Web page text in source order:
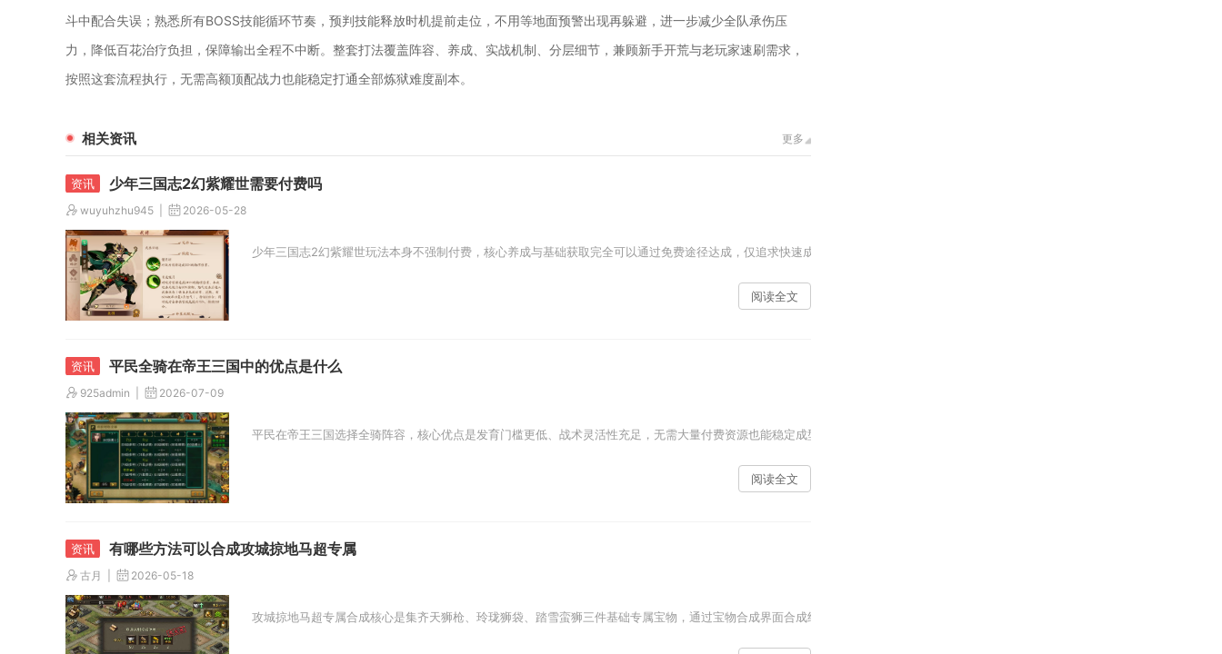
斗中配合失误；熟悉所有BOSS技能循环节奏，预判技能释放时机提前走位，不用等地面预警出现再躲避，进一步减少全队承伤压
力，降低百花治疗负担，保障输出全程不中断。整套打法覆盖阵容、养成、实战机制、分层细节，兼顾新手开荒与老玩家速刷需求，
按照这套流程执行，无需高额顶配战力也能稳定打通全部炼狱难度副本。
相关资讯 更多
少年三国志2幻紫耀世需要付费吗
wuyuhzhu945 2026-05-28
少年三国志2幻紫耀世玩法本身不强制付费，核心养成与基础获取完全可以通过免费途径达成，仅追求快速成型或稀有资源时才需要付费。...
阅读全文
平民全骑在帝王三国中的优点是什么
925admin 2026-07-09
平民在帝王三国选择全骑阵容，核心优点是发育门槛更低、战术灵活性充足，无需大量付费资源也能稳定成型，同时兼顾PVE资源获取与小规模国战拉扯。平民无需刻意追求高阶橙将支
阅读全文
有哪些方法可以合成攻城掠地马超专属
古月 2026-05-18
攻城掠地马超专属合成核心是集齐天狮枪、玲珑狮袋、踏雪蛮狮三件基础专属宝物，通过宝物合成界面合成终极专属威震西羌，核心难点在基础宝物获取与合成资源筹备。获取三件基础